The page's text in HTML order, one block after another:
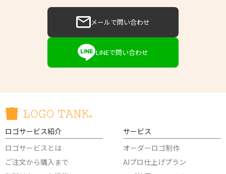
メールで問い合わせ
LINEで問い合わせ
ロゴサービス紹介
ロゴサービスとは
ご注文から購入まで
サービス
オーダーロゴ制作
AIプロ仕上げプラン